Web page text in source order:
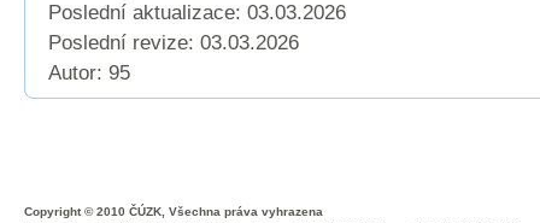
Poslední aktualizace: 03.03.2026
Poslední revize: 03.03.2026
Autor: 95
Copyright © 2010 ČÚZK, Všechna práva vyhrazena